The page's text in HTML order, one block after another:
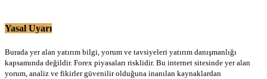
Yasal Uyarı
Burada yer alan yatırım bilgi, yorum ve tavsiyeleri yatırım danışmanlığı
kapsamında değildir. Forex piyasaları risklidir. Bu internet sitesinde yer alan
yorum, analiz ve fikirler güvenilir olduğuna inanılan kaynaklardan